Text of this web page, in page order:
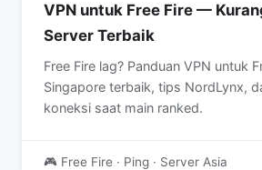
VPN untuk Free Fire —
Server Terbaik
Free Fire lag? Panduan VPN untuk
Singapore terbaik, tips NordLynx,
koneksi saat main ranked.
🎮 Free Fire · Ping · Server Asia